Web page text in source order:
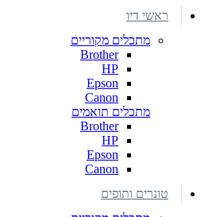
ראשי דיו
מתכלים מקוריים
Brother
HP
Epson
Canon
מתכלים תואמים
Brother
HP
Epson
Canon
טונרים ותופים